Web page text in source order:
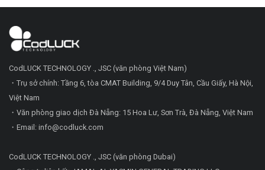
CodLUCK TECHNOLOGY ., JSC (văn phòng Việt Nam)
・Trụ sở chính: Tầng 6, tòa CMAT Building, 9/4 Duy Tân, Cầu Giấy, Hà Nội,
Việt Nam
・Văn phòng giao dịch Đà Nẵng: 15 Hoa Lư, Sơn Trà, Đà Nẵng, Việt Nam
・Email: info@codluck.com
CodLUCK TECHNOLOGY ., JSC (văn phòng Dubai)